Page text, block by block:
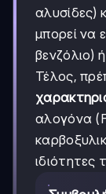
αλυσίδες)
μπορεί να
βενζόλιο)
Τέλος,
αλογόνα
ιδιότητες